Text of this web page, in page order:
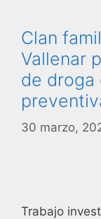
Clan
Vallenar
de droga
30 marzo,
Trabajo